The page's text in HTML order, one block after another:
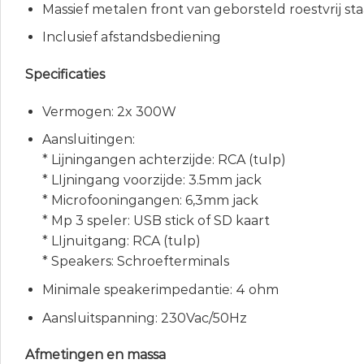
Massief metalen front van geborsteld roestvrij
Inclusief afstandsbediening
Specificaties
Vermogen: 2x 300W
Aansluitingen:
* Lijningangen achterzijde: RCA (tulp)
* LIjningang voorzijde: 3.5mm jack
* Microfooningangen: 6,3mm jack
* Mp 3 speler: USB stick of SD kaart
* LIjnuitgang: RCA (tulp)
* Speakers: Schroefterminals
Minimale speakerimpedantie: 4 ohm
Aansluitspanning: 230Vac/50Hz
Afmetingen en massa